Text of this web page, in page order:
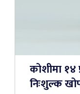
कोशीमा १४
निःशुल्क